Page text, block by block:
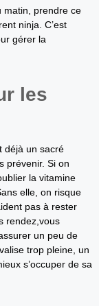
matin, prendre ce
ninja. C’est
gérer la
les
déjà un sacré
prévenir. Si on
la vitamine
elle, on risque
pas à rester
rendez,vous
un peu de
trop pleine, un
s’occuper de sa